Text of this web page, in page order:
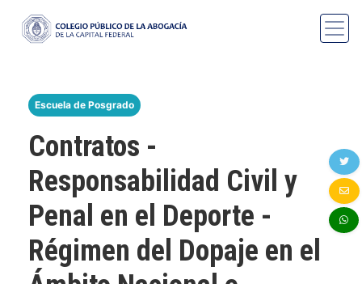
Escuela de Posgrado
Contratos -
Responsabilidad Civil y
Penal en el Deporte -
Régimen del Dopaje en el